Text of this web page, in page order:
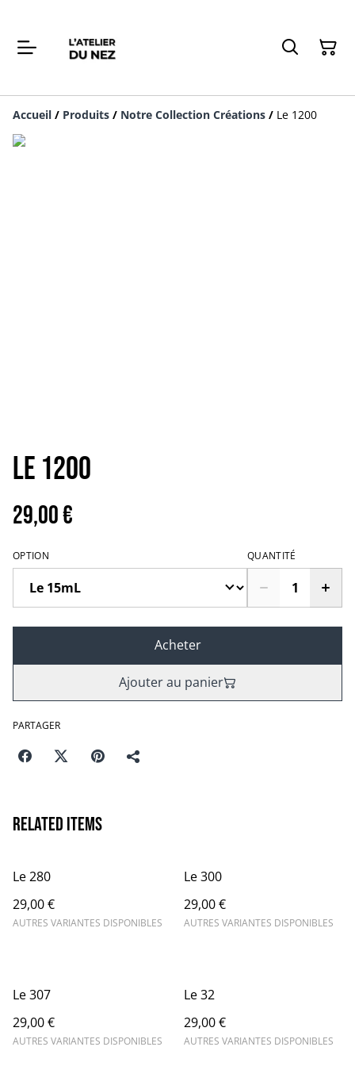
Accueil / Produits / Notre Collection Créations / Le 1200
Le 1200
29,00 €
OPTION QUANTITÉ
Acheter
Ajouter au panier
PARTAGER
Related items
Le 280
29,00 €
AUTRES VARIANTES DISPONIBLES
Le 300
29,00 €
AUTRES VARIANTES DISPONIBLES
Le 307
29,00 €
AUTRES VARIANTES DISPONIBLES
Le 32
29,00 €
AUTRES VARIANTES DISPONIBLES